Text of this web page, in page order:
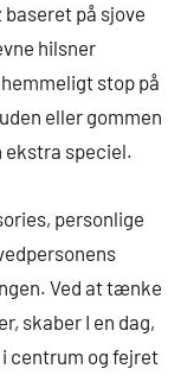
på sjove
hilsner
stop på
eller gommen
ekstra speciel.
personlige
Ved at tænke
skaber I en dag,
centrum og fejret